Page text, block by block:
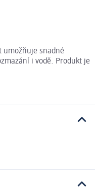
umožňuje snadné
i vodě. Produkt je